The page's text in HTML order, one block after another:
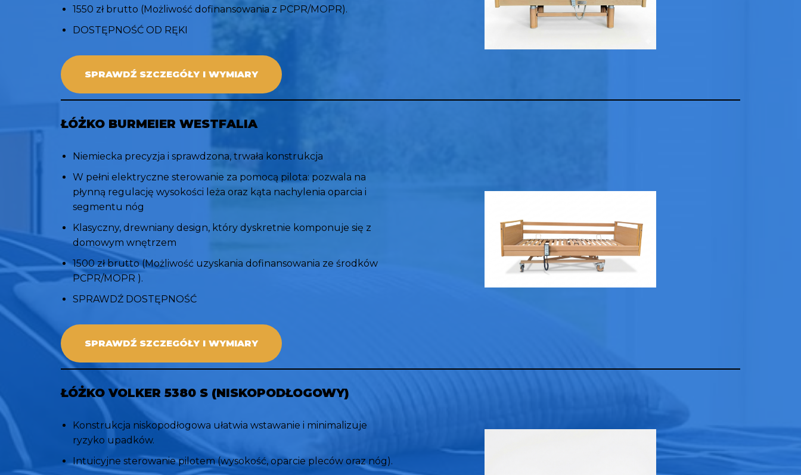
1550 zł brutto (Możliwość dofinansowania z PCPR/MOPR).
DOSTĘPNOŚĆ OD RĘKI
SPRAWDŹ SZCZEGÓŁY I WYMIARY
ŁÓŻKO BURMEIER WESTFALIA
Niemiecka precyzja i sprawdzona, trwała konstrukcja
​W pełni elektryczne sterowanie za pomocą pilota: pozwala na
płynną regulację wysokości leża oraz kąta nachylenia oparcia i
segmentu nóg ​
Klasyczny, drewniany design, który dyskretnie komponuje się z
domowym wnętrzem
1500 zł brutto (​Możliwość uzyskania dofinansowania ze środków
PCPR/MOPR ).
​SPRAWDŹ DOSTĘPNOŚĆ
SPRAWDŹ SZCZEGÓŁY I WYMIARY
ŁÓŻKO VOLKER 5380 S (NISKOPODŁOGOWY)
Konstrukcja niskopodłogowa ułatwia wstawanie i minimalizuje
ryzyko upadków.
Intuicyjne sterowanie pilotem (wysokość, oparcie pleców oraz nóg).